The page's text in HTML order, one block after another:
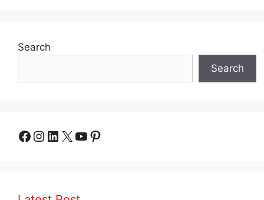
Search
Search
Facebook
Instagram
LinkedIn
X YouTube
Pinterest